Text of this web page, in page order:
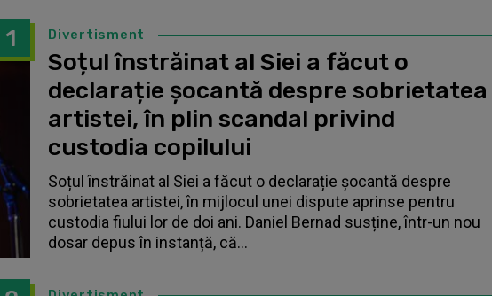
1 Divertisment
Soțul înstrăinat al Siei a făcut o
declarație șocantă despre sobrietatea
artistei, în plin scandal privind
custodia copilului
Soțul înstrăinat al Siei a făcut o declarație șocantă despre
sobrietatea artistei, în mijlocul unei dispute aprinse pentru
custodia fiului lor de doi ani. Daniel Bernad susține, într-un nou
dosar depus în instanță, că...